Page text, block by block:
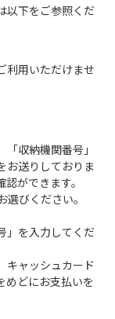
以下をご参照くだ
利用いただけませ
収納機関番号」
お送りしておりま
ができます。
びください。
」を入力してくだ
キャッシュカード
めどにお支払いを